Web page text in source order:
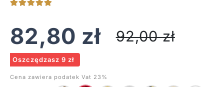
82,80 zł 92,00zł
Oszczędzasz 9 zł
Cena zawiera podatek Vat 23%